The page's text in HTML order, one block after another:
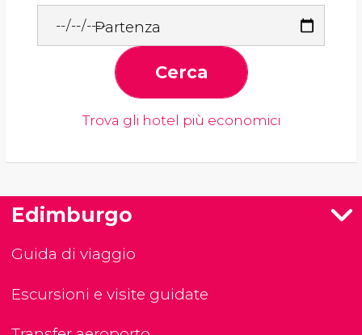
Partenza
Cerca
Trova gli hotel più economici
Edimburgo
Guida di viaggio
Escursioni e visite guidate